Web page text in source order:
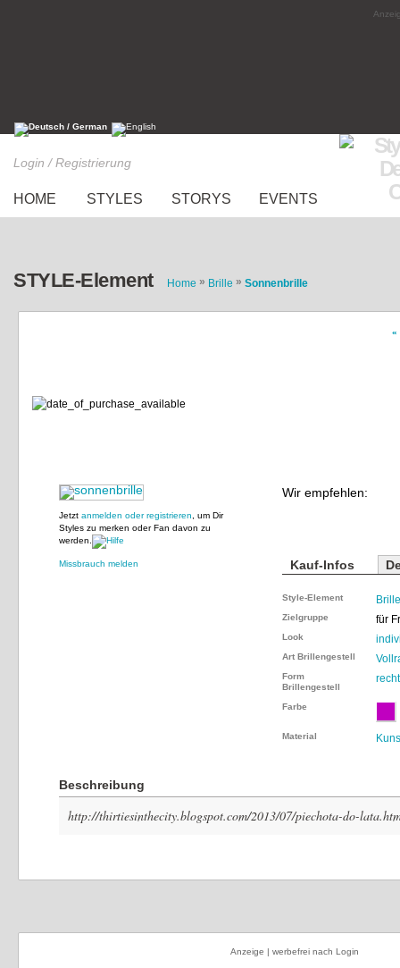
Login / Registrierung
HOME STYLES STORYS EVENTS
STYLE-Element Home » Brille » Sonnenbrille
«
Jetzt anmelden oder registrieren , um Dir
Styles zu merken oder Fan davon zu
werden.
Missbrauch melden
Wir empfehlen:
Kauf-Infos
Style-Element Brille
Zielgruppe für
Look
Art Brillengestell
Form
Brillengestell
Farbe
Material
Beschreibung
http://thirtiesinthecity.blogspot.com/2013/07/piechota-do-
Anzeige | werbefrei nach Login